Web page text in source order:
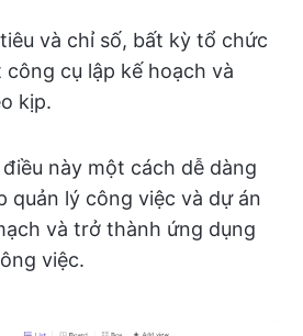
và chỉ số, bất kỳ tổ chức
cụ lập kế hoạch và
kịp.
này một cách dễ dàng
quản lý công việc và dự án
và trở thành ứng dụng
việc.